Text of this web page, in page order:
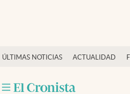
ÚLTIMAS NOTICIAS ACTUALIDAD
Actualidad